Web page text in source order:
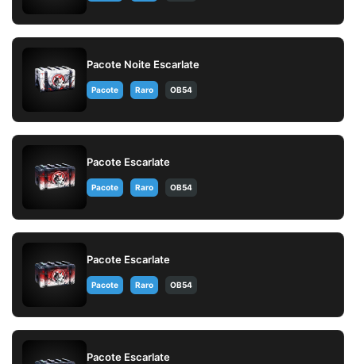
Pacote Noite Escarlate
Pacote Raro OB54
Pacote Escarlate
Pacote Raro OB54
Pacote Escarlate
Pacote Raro OB54
Pacote Escarlate